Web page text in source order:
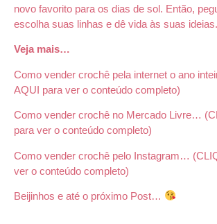
novo favorito para os dias de sol. Então,
escolha suas linhas e dê vida às suas ideias.
Veja mais…
Como vender crochê pela internet o ano
AQUI para ver o conteúdo completo)
Como vender crochê no Mercado Livre…
para ver o conteúdo completo)
Como vender crochê pelo Instagram…
ver o conteúdo completo)
Beijinhos e até o próximo Post…